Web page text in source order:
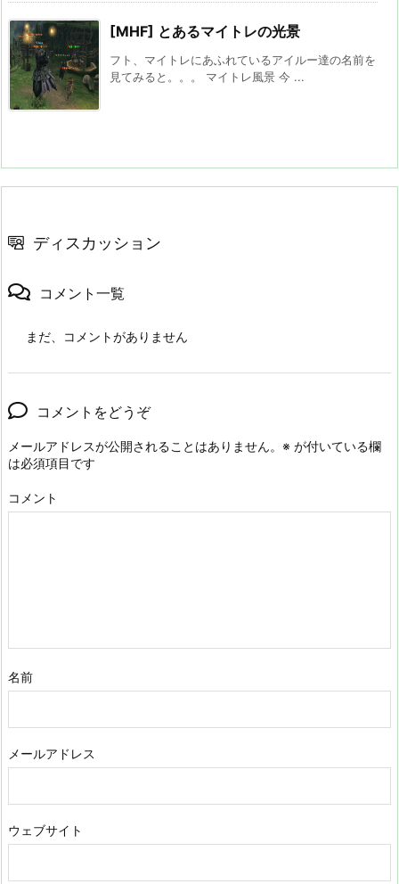
[MHF] とあるマイトレの光景
フト、マイトレにあふれているアイルー達の名前を
見てみると。。。 マイトレ風景 今 ...
ディスカッション
コメント一覧
まだ、コメントがありません
コメントをどうぞ
メールアドレスが公開されることはありません。 ※ が付いている欄
は必須項目です
コメント
名前
メールアドレス
ウェブサイト